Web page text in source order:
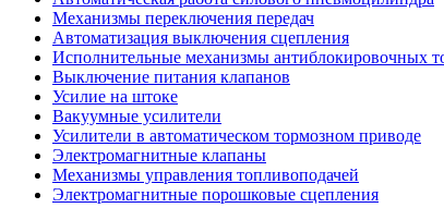
Механизмы переключения передач
Автоматизация выключения сцепления
Исполнительные механизмы антиблокировочных
Выключение питания клапанов
Усилие на штоке
Вакуумные усилители
Усилители в автоматическом тормозном приводе
Электромагнитные клапаны
Механизмы управления топливоподачей
Электромагнитные порошковые сцепления